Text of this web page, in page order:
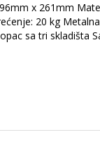
x 261mm
20 kg
sa tri skladišta